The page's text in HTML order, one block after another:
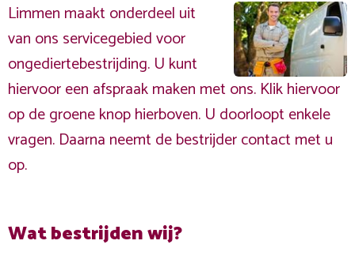
Limmen maakt onderdeel uit
van ons servicegebied voor
ongediertebestrijding. U kunt
hiervoor een afspraak maken met ons. Klik hiervoor
op de groene knop hierboven. U doorloopt enkele
vragen. Daarna neemt de bestrijder contact met u
op.
Wat bestrijden wij?